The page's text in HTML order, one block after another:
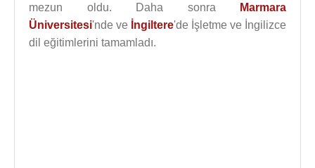
mezun oldu. Daha sonra
Marmara
Üniversitesi'nde ve İngiltere'de İşletme ve İngilizce
dil eğitimlerini tamamladı.